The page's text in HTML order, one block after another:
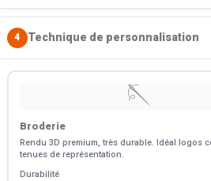
4 Technique de personnalisation
🪡
Broderie
Rendu 3D premium, très durable. Idéal logos
tenues de représentation.
Durabilité